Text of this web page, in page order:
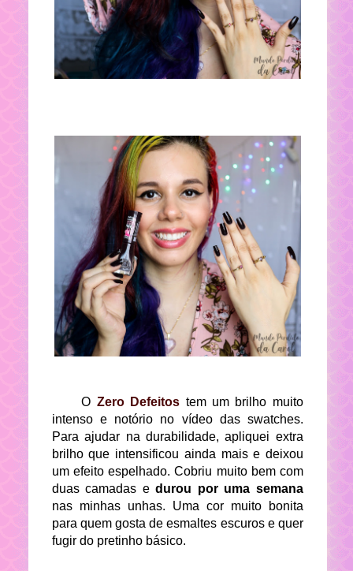
O Zero Defeitos tem um brilho muito
intenso e notório no vídeo das swatches.
Para ajudar na durabilidade, apliquei extra
brilho que intensificou ainda mais e deixou
um efeito espelhado. Cobriu muito bem com
duas camadas edurou por uma semana
nas minhas unhas. Uma cor muito bonita
para quem gosta de esmaltes escuros e quer
fugir do pretinho básico.